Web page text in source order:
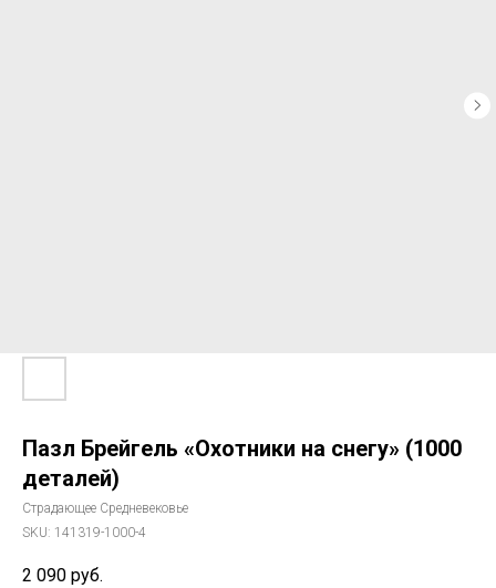
Пазл Брейгель «Охотники на снегу» (1000
деталей)
Страдающее Средневековье
SKU: 141319-1000-4
2 090 руб.